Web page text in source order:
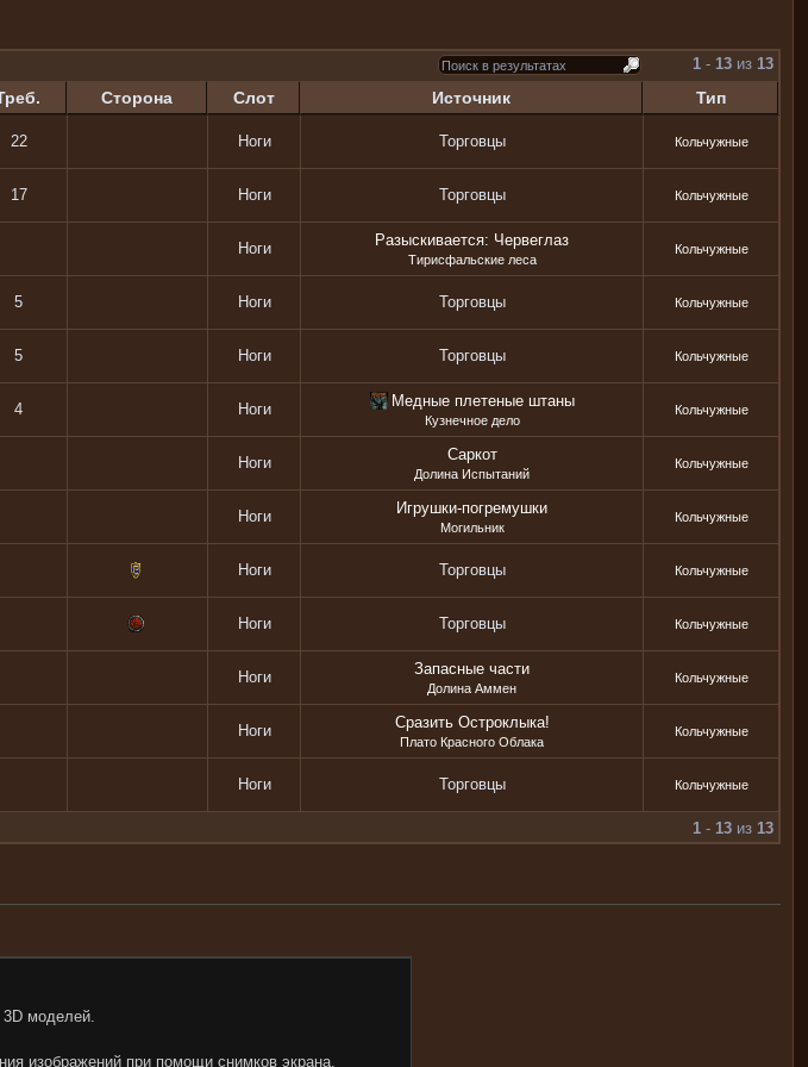
1 - 13 из 13
Сторона Слот Источник Тип
22 Ноги Торговцы Кольчужные
17 Ноги Торговцы Кольчужные
Ноги Разыскивается: Червеглаз
Тирисфальские леса
Кольчужные
5 Ноги Торговцы Кольчужные
5 Ноги Торговцы Кольчужные
4 Ноги Медные плетеные штаны
Кузнечное дело
Кольчужные
Ноги Саркот
Долина Испытаний
Кольчужные
Ноги Игрушки-погремушки
Могильник
Кольчужные
Ноги Торговцы Кольчужные
Ноги Торговцы Кольчужные
Ноги Запасные части
Долина Аммен
Кольчужные
Ноги Сразить Остроклыка!
Плато Красного Облака
Кольчужные
Ноги Торговцы Кольчужные
1 - 13 из 13
3D моделей.
изображений при помощи снимков экрана.